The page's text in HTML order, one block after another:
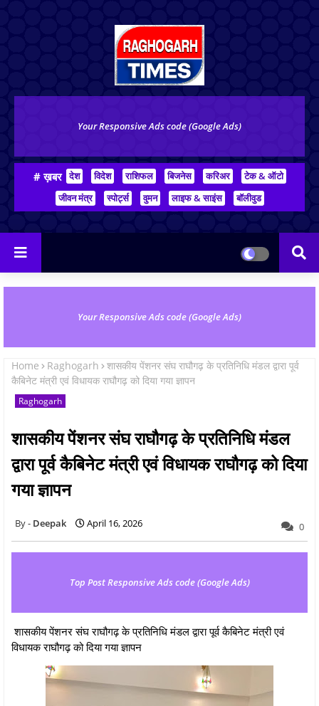
Your Responsive Ads code (Google Ads)
# ख़बर देश विदेश राशिफल बिजनेस करिअर
टेक & ऑटो
जीवन मंत्र
स्पोर्ट्स वुमन लाइफ & साइंस बॉलीवुड
Your Responsive Ads code (Google Ads)
Home Raghogarh
शासकीय पेंशनर संघ राघौगढ़ के प्रतिनिधि मंडल द्वारा पूर्व
कैबिनेट मंत्री एवं विधायक राघौगढ़ को दिया गया ज्ञापन
Raghogarh
शासकीय पेंशनर संघ राघौगढ़ के प्रतिनिधि मंडल
द्वारा पूर्व कैबिनेट मंत्री एवं विधायक राघौगढ़ को दिया
गया ज्ञापन
Deepak April 16, 2026 0
Top Post Responsive Ads code (Google Ads)
शासकीय पेंशनर संघ राघौगढ़ के प्रतिनिधि मंडल द्वारा पूर्व कैबिनेट मंत्री एवं
विधायक राघौगढ़ को दिया गया ज्ञापन